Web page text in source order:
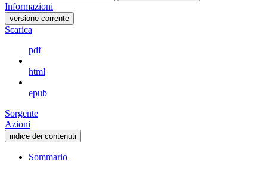
Informazioni
versione-corrente
Scarica
pdf
html
epub
Sorgente
Azioni
indice dei contenuti
Sommario